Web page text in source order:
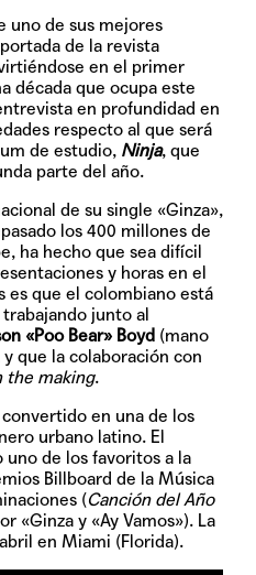
uno de sus mejores
de la revista
en el primer
década que ocupa este
en profundidad en
respecto al que será
de estudio, Ninja, que
parte del año.
de su single «Ginza»,
los 400 millones de
ha hecho que sea difícil
y horas en el
es que el colombiano está
junto al
«Poo Bear» Boyd (mano
que la colaboración con
the making.
convertido en una de los
urbano latino. El
de los favoritos a la
Billboard de la Música
(Canción del Año
«Ginza y «Ay Vamos»). La
en Miami (Florida).